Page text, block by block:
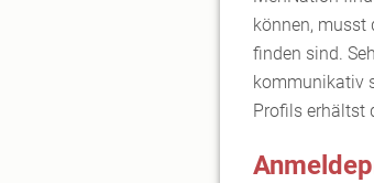
können, musst
finden sind.
kommunikativ
Profils erhältst